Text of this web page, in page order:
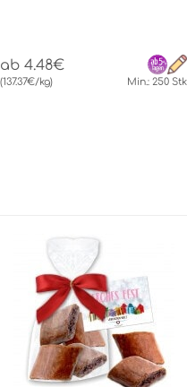
ab 4.48€
(137.37€/kg) Min.: 250 Stk